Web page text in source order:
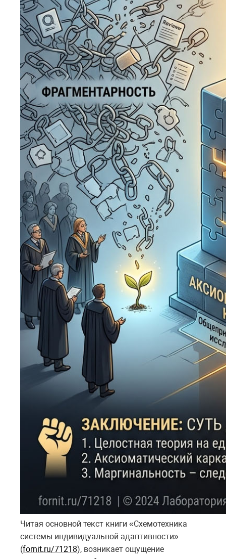
Читая основной текст книги «Схемотехника
системы индивидуальной адаптивности»
(fornit.ru/71218), возникает ощущение